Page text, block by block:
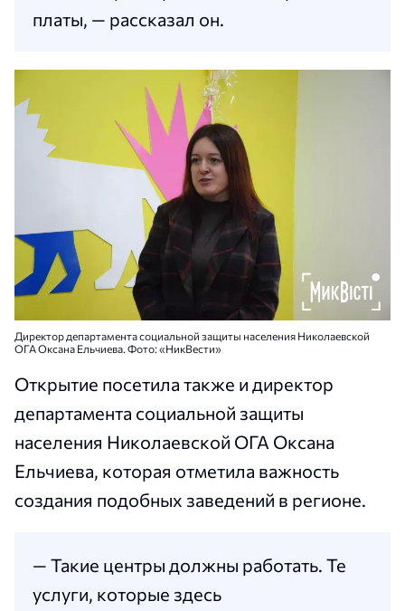
платы, — рассказал он.
Директор департамента социальной защиты населения Николаевской
ОГА Оксана Ельчиева. Фото: «НикВести»
Открытие посетила также и директор
департамента социальной защиты
населения Николаевской ОГА Оксана
Ельчиева, которая отметила важность
создания подобных заведений в регионе.
— Такие центры должны работать. Те
услуги, которые здесь